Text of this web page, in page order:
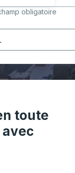
obligatoire
saisir la ville
toute